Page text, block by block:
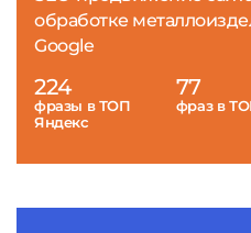
обработке
Google
224
фразы в ТОП
Яндекс
77
фраз в